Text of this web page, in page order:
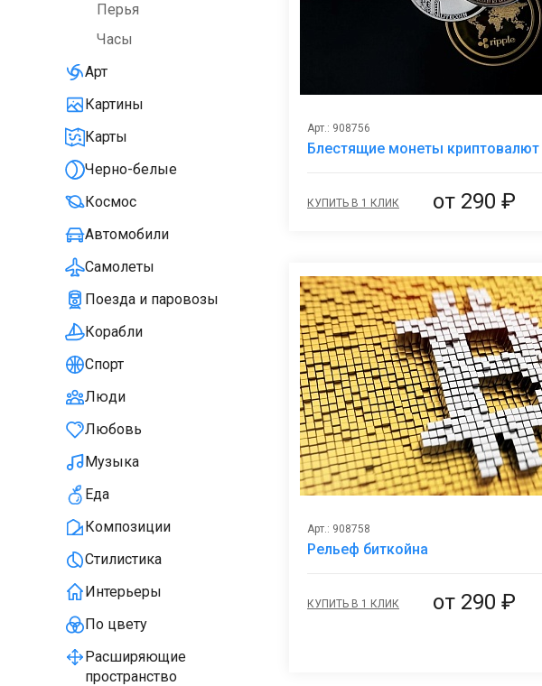
Перья
Часы
Арт
Картины
Карты
Черно-белые
Космос
Автомобили
Самолеты
Поезда и паровозы
Корабли
Спорт
Люди
Любовь
Музыка
Еда
Композиции
Стилистика
Интерьеры
По цвету
Расширяющие
пространство
Арт.: 908756
Блестящие монеты криптовалют
КУПИТЬ В 1 КЛИК от290 ₽
Арт.: 908758
Рельеф биткойна
КУПИТЬ В 1 КЛИК от290 ₽